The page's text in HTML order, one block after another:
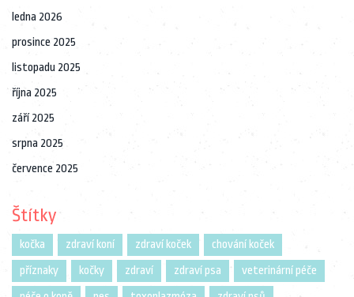
ledna 2026
prosince 2025
listopadu 2025
října 2025
září 2025
srpna 2025
července 2025
Štítky
kočka zdraví koní zdraví koček
chování koček
příznaky
kočky zdraví zdraví psa
veterinární péče